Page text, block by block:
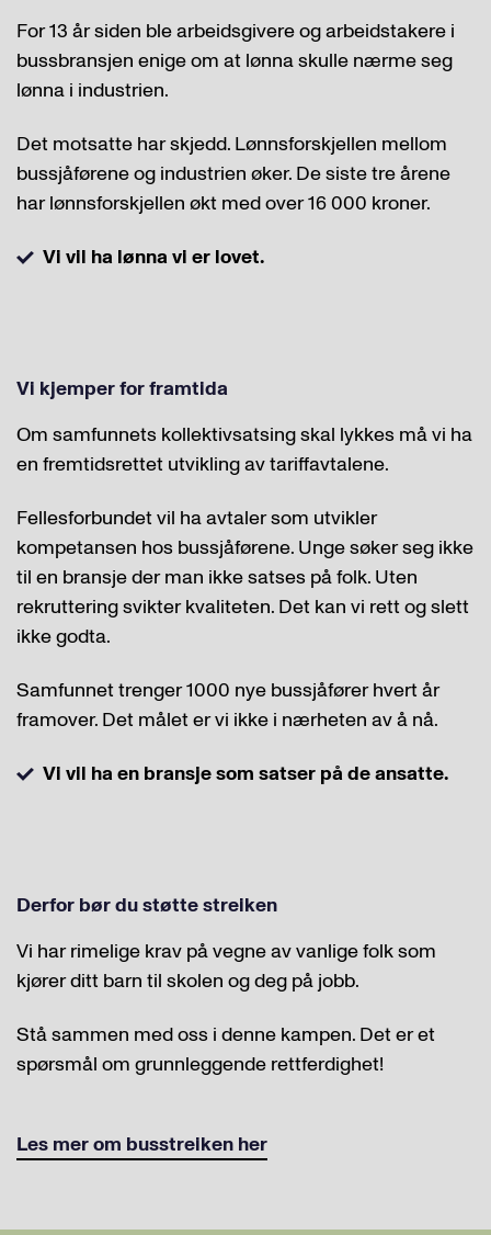
For 13 år siden ble arbeidsgivere og arbeidstakere i
bussbransjen enige om at lønna skulle nærme seg
lønna i industrien.
Det motsatte har skjedd. Lønnsforskjellen mellom
bussjåførene og industrien øker. De siste tre årene
har lønnsforskjellen økt med over 16 000 kroner.
Vi vil ha lønna vi er lovet.
Vi kjemper for framtida
Om samfunnets kollektivsatsing skal lykkes må vi ha
en fremtidsrettet utvikling av tariffavtalene.
Fellesforbundet vil ha avtaler som utvikler
kompetansen hos bussjåførene. Unge søker seg ikke
til en bransje der man ikke satses på folk. Uten
rekruttering svikter kvaliteten. Det kan vi rett og slett
ikke godta.
Samfunnet trenger 1000 nye bussjåfører hvert år
framover. Det målet er vi ikke i nærheten av å nå.
Vi vil ha en bransje som satser på de ansatte.
Derfor bør du støtte streiken
Vi har rimelige krav på vegne av vanlige folk som
kjører ditt barn til skolen og deg på jobb.
Stå sammen med oss i denne kampen. Det er et
spørsmål om grunnleggende rettferdighet!
Les mer om busstreiken her